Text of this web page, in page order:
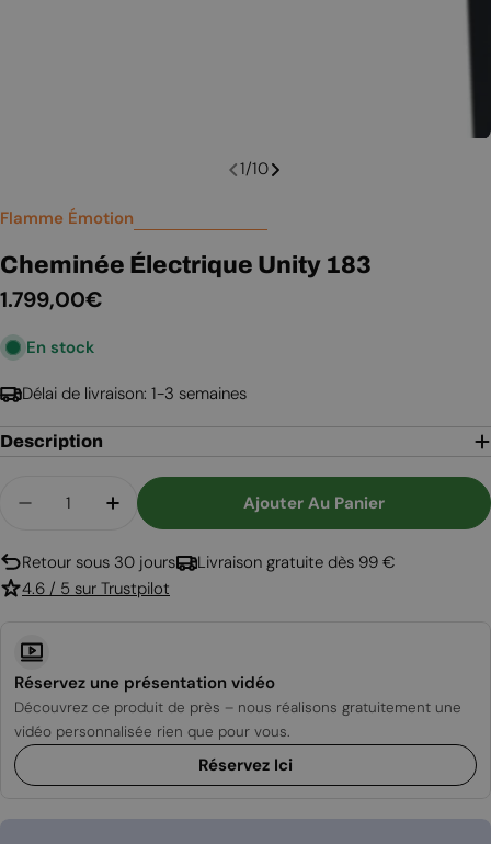
1/10
Flamme Émotion
Cheminée Électrique Unity 183
Prix
régulier
1.799,00€
En stock
Délai de livraison: 1-3 semaines
Description
Diminuer La Quantité Pour Cheminée Électrique
Augmenter La Quantité Pour
Ajouter Au Panier
Retour sous 30 jours
Livraison gratuite dès 99 €
4.6 / 5 sur Trustpilot
Réservez une présentation vidéo
Découvrez ce produit de près – nous réalisons gratuitement une
vidéo personnalisée rien que pour vous.
Réservez Ici